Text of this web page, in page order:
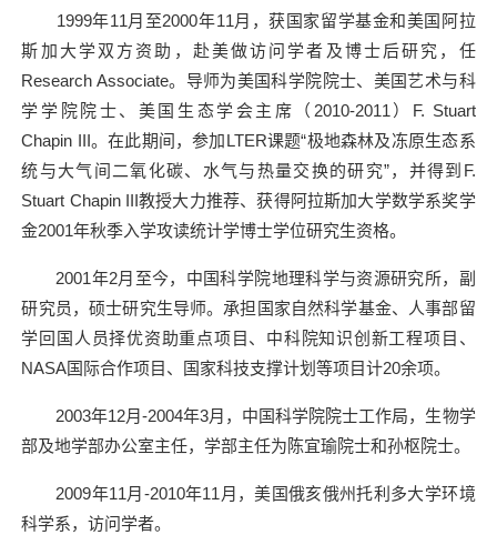
1999年11月至2000年11月，获国家留学基金和美国阿拉
斯加大学双方资助，赴美做访问学者及博士后研究，任
Research Associate。导师为美国科学院院士、美国艺术与科
学学院院士、美国生态学会主席（ 2010-2011）
F. Stuart
Chapin III 。在此期间，参加 LTER课题“极地森林及冻原生态系
统与大气间二氧化碳、水气与热量交换的研究”，并得到 F.
Stuart Chapin III 教授大力推荐、获得阿拉斯加大学数学系奖学
金2001年秋季入学攻读统计学博士学位研究生资格。
2001年2月至今，中国科学院地理科学与资源研究所，副
研究员，硕士研究生导师。承担国家自然科学基金、人事部留
学回国人员择优资助重点项目、中科院知识创新工程项目、
NASA国际合作项目、国家科技支撑计划等项目计20余项。
2003年12月-2004年3月，中国科学院院士工作局，生物学
部及地学部办公室主任，学部主任为陈宜瑜院士和孙枢院士。
2009年11月 -2010年11月，美国俄亥俄州托利多大学环境
科学系，访问学者。